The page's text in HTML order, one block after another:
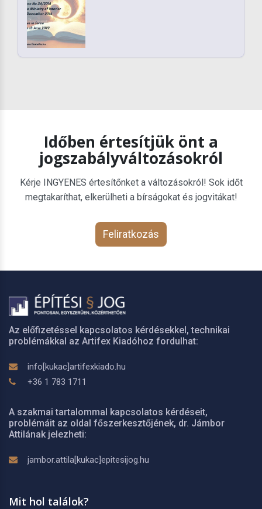
Időben értesítjük önt a
jogszabályváltozásokról
Kérje INGYENES értesítőnket a változásokról! Sok időt
megtakaríthat, elkerülheti a bírságokat és jogvitákat!
Feliratkozás
Az előfizetéssel kapcsolatos kérdésekkel, technikai
problémákkal az Artifex Kiadóhoz fordulhat:
info[kukac]artifexkiado.hu
+36 1 783 1711
A szakmai tartalommal kapcsolatos kérdéseit,
problémáit az oldal főszerkesztőjének, dr. Jámbor
Attilának jelezheti:
jambor.attila[kukac]epitesijog.hu
Mit hol találok?